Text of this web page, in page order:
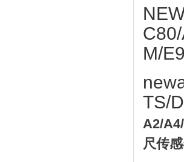
M/
TS/
A2/
尺传